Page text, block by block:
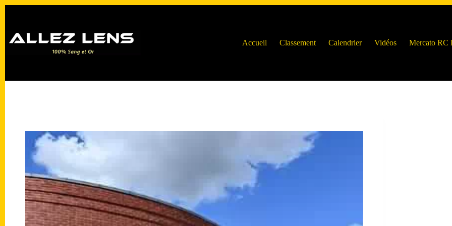
Accueil
Classement Calendrier Vidéos Mercato RC